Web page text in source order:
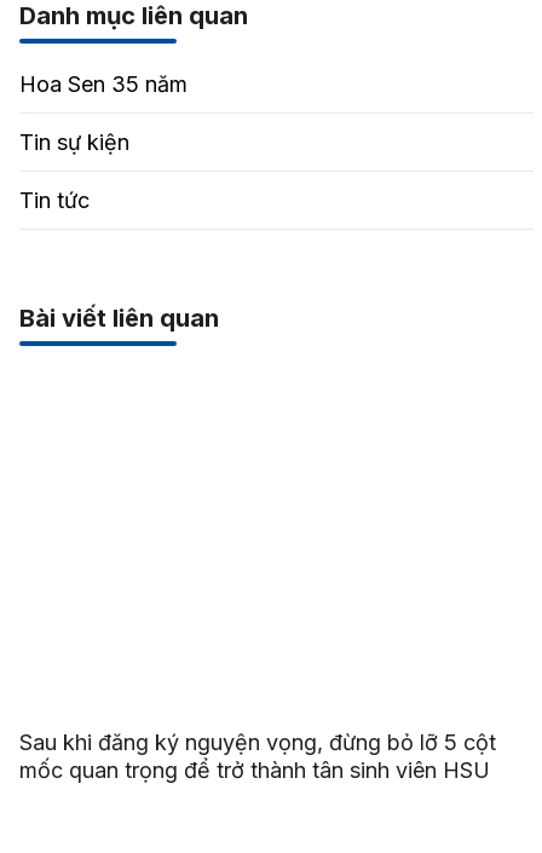
Danh mục liên quan
Hoa Sen 35 năm
Tin sự kiện
Tin tức
Bài viết liên quan
Sau khi đăng ký nguyện vọng, đừng bỏ lỡ 5 cột
mốc quan trọng để trở thành tân sinh viên HSU